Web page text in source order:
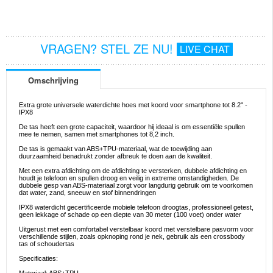
VRAGEN? STEL ZE NU! LIVE CHAT
Omschrijving
Extra grote universele waterdichte hoes met koord voor smartphone tot 8.2" -
IPX8
De tas heeft een grote capaciteit, waardoor hij ideaal is om essentiële spullen
mee te nemen, samen met smartphones tot 8,2 inch.
De tas is gemaakt van ABS+TPU-materiaal, wat de toewijding aan
duurzaamheid benadrukt zonder afbreuk te doen aan de kwaliteit.
Met een extra afdichting om de afdichting te versterken, dubbele afdichting en
houdt je telefoon en spullen droog en veilig in extreme omstandigheden. De
dubbele gesp van ABS-materiaal zorgt voor langdurig gebruik om te voorkomen
dat water, zand, sneeuw en stof binnendringen
IPX8 waterdicht gecertificeerde mobiele telefoon droogtas, professioneel getest,
geen lekkage of schade op een diepte van 30 meter (100 voet) onder water
Uitgerust met een comfortabel verstelbaar koord met verstelbare pasvorm voor
verschillende stijlen, zoals opknoping rond je nek, gebruik als een crossbody
tas of schoudertas
Specificaties: